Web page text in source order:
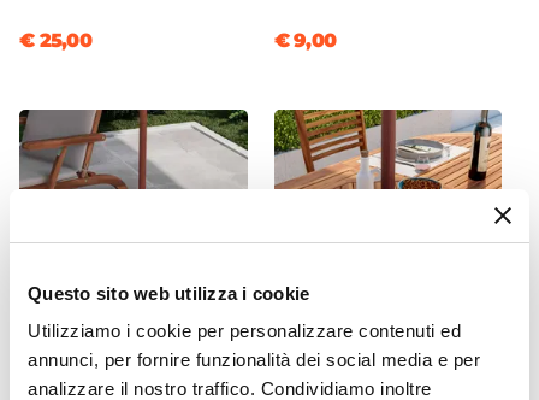
Questo sito web utilizza i cookie
Utilizziamo i cookie per personalizzare contenuti ed
annunci, per fornire funzionalità dei social media e per
analizzare il nostro traffico. Condividiamo inoltre
Si
Legno di acacia
Colore Struttura
Legno
Altezza
Lunghezza
150 cm
Profondità
€ 25,00 € 9,00
CODICE:PAC-45 CODICE:PAC-6A